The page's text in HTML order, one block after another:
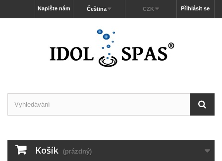
Přihlásit se
CZK
Čeština
Napište nám
Košík (prázdný)